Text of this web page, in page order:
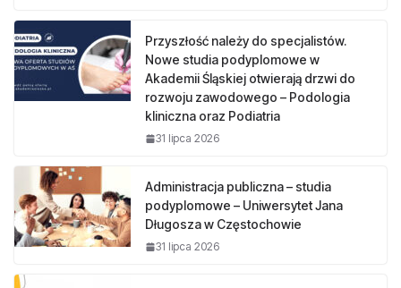
Przyszłość należy do specjalistów.
Nowe studia podyplomowe w
Akademii Śląskiej otwierają drzwi do
rozwoju zawodowego – Podologia
kliniczna oraz Podiatria
31 lipca 2026
Administracja publiczna – studia
podyplomowe – Uniwersytet Jana
Długosza w Częstochowie
31 lipca 2026